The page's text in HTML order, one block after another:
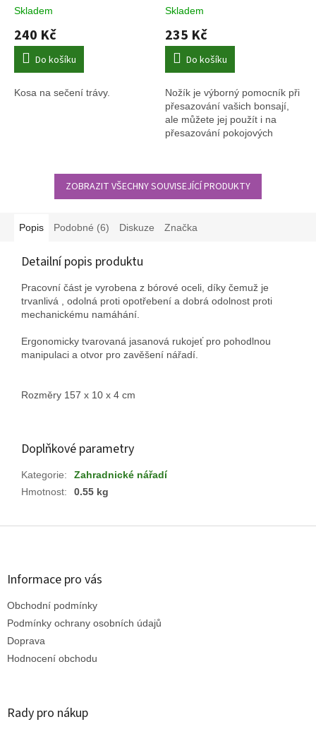
Skladem
240 Kč
Do košíku
Kosa na sečení trávy.
Skladem
235 Kč
Do košíku
Nožík je výborný pomocník při
přesazování vašich bonsají,
ale můžete jej použít i na
přesazování pokojových
ZOBRAZIT VŠECHNY SOUVISEJÍCÍ PRODUKTY
Popis Podobné (6) Diskuze Značka
Detailní popis produktu
Pracovní část je vyrobena z bórové oceli, díky čemuž je
trvanlivá , odolná proti opotřebení a dobrá odolnost proti
mechanickému namáhání.
Ergonomicky tvarovaná jasanová rukojeť pro pohodlnou
manipulaci a otvor pro zavěšení nářadí.
Rozměry 157 x 10 x 4 cm
Doplňkové parametry
Kategorie:
Zahradnické nářadí
Hmotnost: 0.55 kg
Z
Informace pro vás
Obchodní podmínky
Podmínky ochrany osobních údajů
Doprava
Hodnocení obchodu
Rady pro nákup